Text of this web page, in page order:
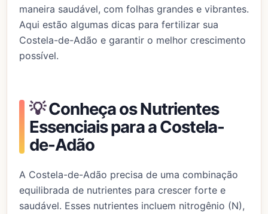
maneira saudável, com folhas grandes e vibrantes.
Aqui estão algumas dicas para fertilizar sua
Costela-de-Adão e garantir o melhor crescimento
possível.
💡Conheça os Nutrientes
Essenciais para a Costela-
de-Adão
A Costela-de-Adão precisa de uma combinação
equilibrada de nutrientes para crescer forte e
saudável. Esses nutrientes incluem nitrogênio (N),